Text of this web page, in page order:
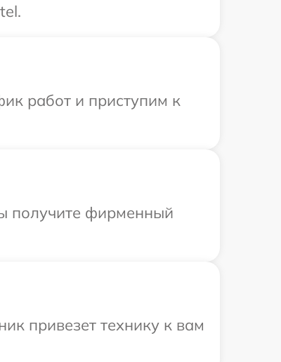
работ и приступим к
получите фирменный
привезет технику к вам